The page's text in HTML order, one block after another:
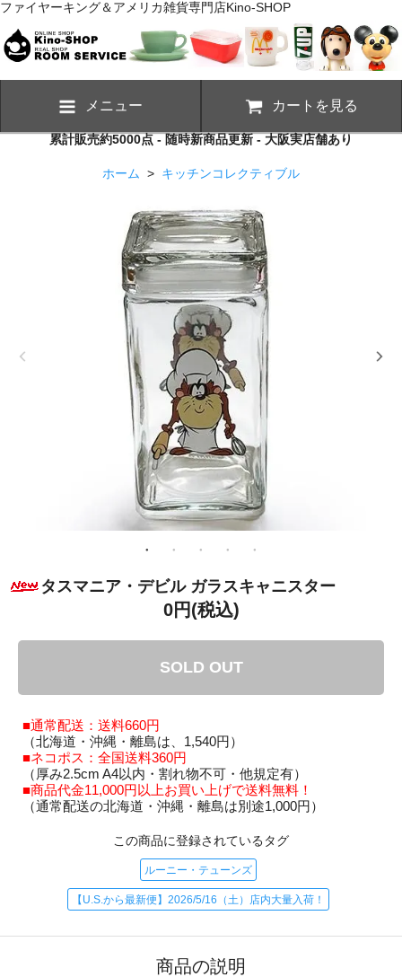
ファイヤーキング＆アメリカ雑貨専門店Kino-SHOP
メニュー カートを見る
累計販売約5000点 - 随時新商品更新 - 大阪実店舗あり
ホーム > キッチンコレクティブル
タスマニア・デビル ガラスキャニスター
0円(税込)
SOLD OUT
■通常配送：送料660円
（北海道・沖縄・離島は、1,540円）
■ネコポス：全国送料360円
（厚み2.5cm A4以内・割れ物不可・他規定有）
■商品代金11,000円以上お買い上げで送料無料！
（通常配送の北海道・沖縄・離島は別途1,000円）
この商品に登録されているタグ
ルーニー・テューンズ
【U.S.から最新便】2026/5/16（土）店内大量入荷！
商品の説明